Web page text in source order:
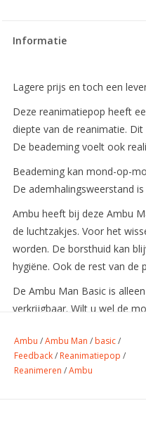
Informatie
Lagere prijs en toch een
Deze reanimatiepop heeft
diepte van de reanimatie.
De beademing voelt ook
Beademing kan mond-op-
De ademhalingsweerstand is
Ambu heeft bij deze Ambu
de luchtzakjes. Voor het
worden. De borsthuid kan
hygiëne. Ook de rest van de
De Ambu Man Basic is
verkrijgbaar. Wilt u wel de
De trainingspop wordt
Ambu /Ambu Man / basic/
Feedback/ Reanimatiepop /
Reanimeren /Ambu